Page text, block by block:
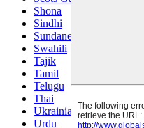
Shona
Sindhi
Sundanese
Swahili
Tajik
Tamil
Telugu
Thai
Ukrainian
Urdu